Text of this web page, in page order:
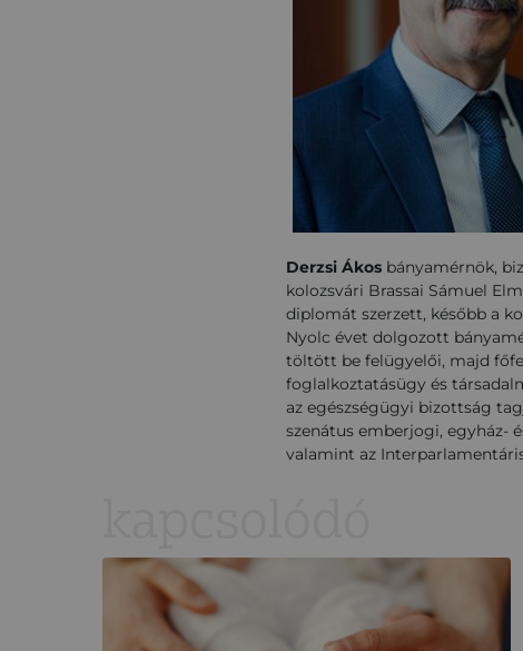
Derzsi Ákos bányamérnök,
kolozsvári Brassai Sámuel
diplomát szerzett, később a
Nyolc évet dolgozott
töltött be felügyelői, majd
foglalkoztatásügy és
az egészségügyi bizottság
szenátus emberjogi, egyház-
valamint az